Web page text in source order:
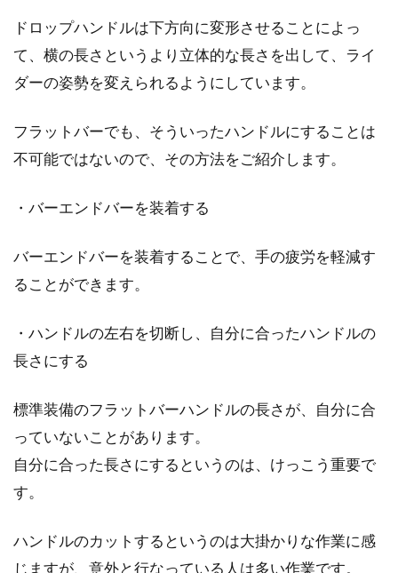
クの良いところを組み合わせた自転車ですが、
良いとこ取りした...
憧れのディープリムホイールは安い
の？高いの？
自転車のトラック競技などで、よく見かけるリ
です。屋...
ロードレーサーにスタンドは取り付
こんにちは、じてんしゃライターふくだです。
ロードレーサーで出掛けてご飯でも食べようと
自転車のホイールに付いてる部品”ハ
ブ”の修理方法は？
ドロップハンドルは下方向に変形させることによっ
て、横の長さというより立体的な長さを出して、ライ
ダーの姿勢を変えられるようにしています。
フラットバーでも、そういったハンドルにすることは
不可能ではないので、その方法をご紹介します。
・バーエンドバーを装着する
バーエンドバーを装着することで、手の疲労を軽減す
ることができます。
・ハンドルの左右を切断し、自分に合ったハンドルの
長さにする
標準装備のフラットバーハンドルの長さが、自分に合
っていないことがあります。
自分に合った長さにするというのは、けっこう重要で
す。
ハンドルのカットするというのは大掛かりな作業に感
じますが、意外と行なっている人は多い作業です。